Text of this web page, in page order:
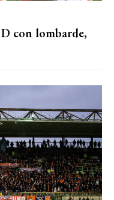
con lombarde,